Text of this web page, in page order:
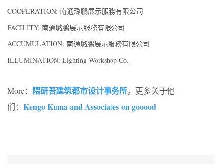
COOPERATION: 南通璐鵬展示服務有限公司
FACILITY: 南通璐鵬展示服務有限公司
ACCUMULATION: 南通璐鵬展示服務有限公司
ILLUMINATION: Lighting Workshop Co.
More： 隈研吾建筑都市设计事务所。更多关于他
们： Kengo Kuma and Associates on gooood